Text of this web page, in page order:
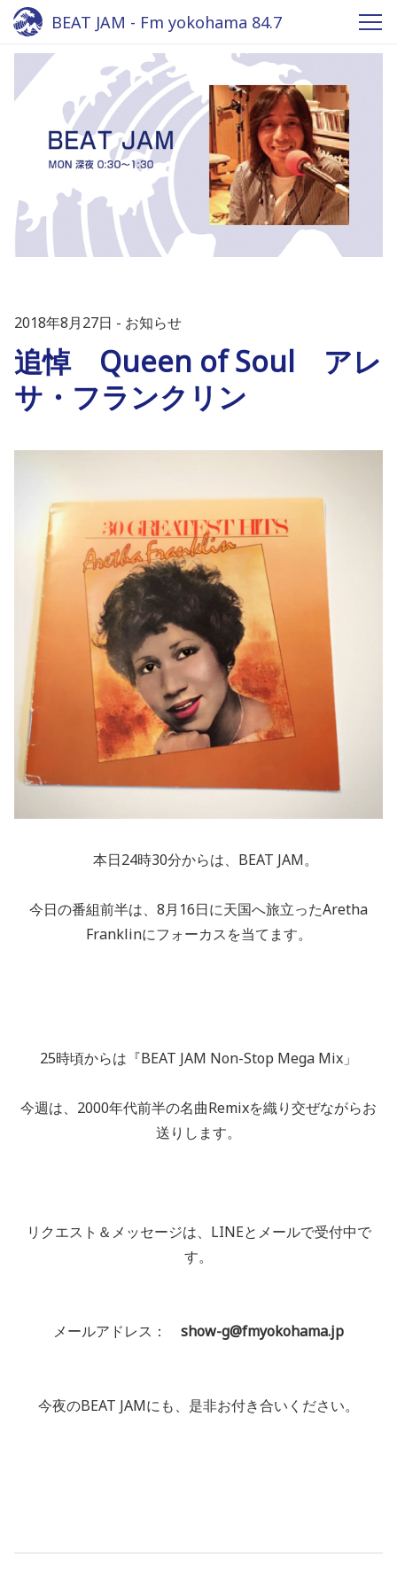
BEAT JAM - Fm yokohama 84.7
2018年8月27日 お知らせ
追悼 Queen of Soul アレ
サ・フランクリン
本日24時30分からは、BEAT JAM。
今日の番組前半は、8月16日に天国へ旅立ったAretha
Franklinにフォーカスを当てます。
25時頃からは『BEAT JAM Non-Stop Mega Mix」
今週は、2000年代前半の名曲Remixを織り交ぜながらお
送りします。
リクエスト＆メッセージは、LINEとメールで受付中で
す。
メールアドレス： show-g@fmyokohama.jp
今夜のBEAT JAMにも、是非お付き合いください。